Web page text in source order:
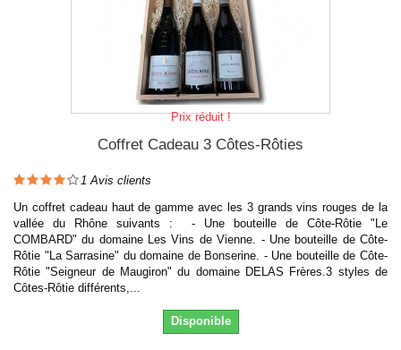
Prix réduit !
Coffret Cadeau 3 Côtes-Rôties
1 Avis clients
Un coffret cadeau haut de gamme avec les 3 grands vins rouges de la
vallée du Rhône suivants : - Une bouteille de Côte-Rôtie "Le
COMBARD" du domaine Les Vins de Vienne. - Une bouteille de Côte-
Rôtie "La Sarrasine" du domaine de Bonserine. - Une bouteille de Côte-
Rôtie "Seigneur de Maugiron" du domaine DELAS Frères.3 styles de
Côtes-Rôtie différents,...
Disponible